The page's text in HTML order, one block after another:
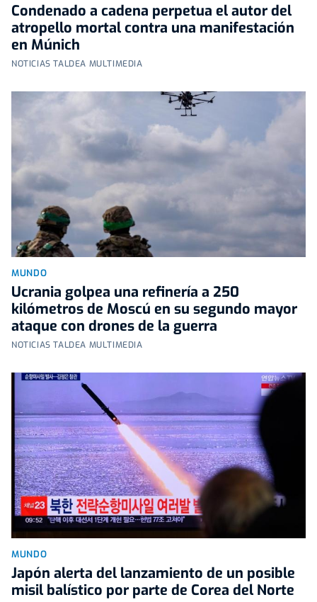
Condenado a cadena perpetua el autor del
atropello mortal contra una manifestación
en Múnich
NOTICIAS TALDEA MULTIMEDIA
MUNDO
Ucrania golpea una refinería a 250
kilómetros de Moscú en su segundo mayor
ataque con drones de la guerra
NOTICIAS TALDEA MULTIMEDIA
MUNDO
Japón alerta del lanzamiento de un posible
misil balístico por parte de Corea del Norte